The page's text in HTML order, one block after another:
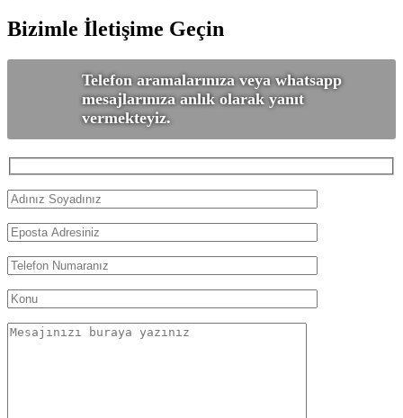
Bizimle İletişime Geçin
Telefon aramalarınıza veya whatsapp
mesajlarınıza anlık olarak yanıt
vermekteyiz.